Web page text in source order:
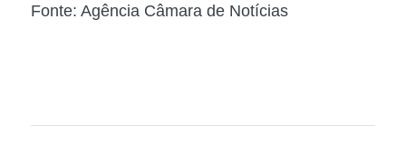
Fonte: Agência Câmara de Notícias